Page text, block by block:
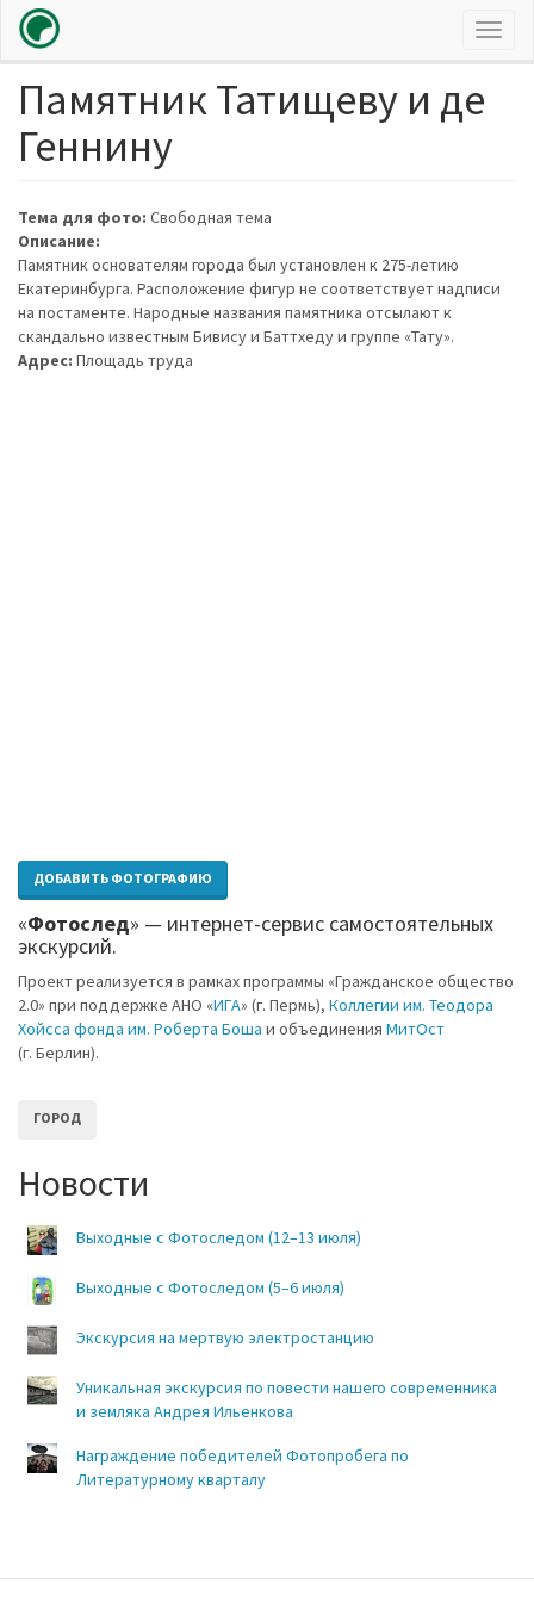
Перейти
основному
содержанию
Памятник Татищеву и де
Геннину
Тема для фото: Свободная тема
Описание:
Памятник основателям города был установлен к 275-летию
Екатеринбурга. Расположение фигур не соответствует надписи
на постаменте. Народные названия памятника отсылают к
скандально известным Бивису и Баттхеду и группе «Тату».
Адрес: Площадь труда
ДОБАВИТЬ ФОТОГРАФИЮ
«Фотослед» — интернет-сервис самостоятельных
экскурсий.
Проект реализуется в рамках программы «Гражданское общество
2.0» при поддержке АНО «ИГА» (г. Пермь), Коллегии им. Теодора
Хойсса фонда им. Роберта Боша и объединения МитОст
(г. Берлин).
ГОРОД
Новости
Выходные с Фотоследом (12–13 июля)
Выходные с Фотоследом (5–6 июля)
Экскурсия на мертвую электростанцию
Уникальная экскурсия по повести нашего современника
и земляка Андрея Ильенкова
Награждение победителей Фотопробега по
Литературному кварталу